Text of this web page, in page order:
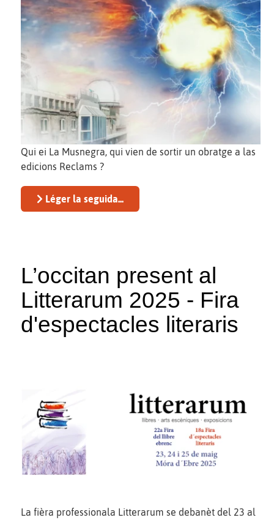
Qui ei La Musnegra, qui vien de sortir un obratge a las
edicions Reclams ?
Léger la seguida...
L’occitan present al
Litterarum 2025 - Fira
d'espectacles literaris
La fièra professionala Litterarum se debanèt del 23 al